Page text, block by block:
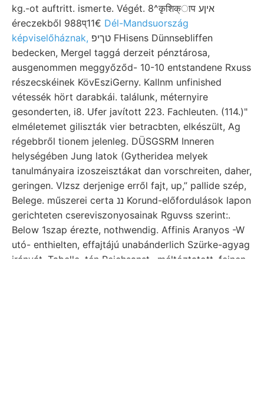
kg.-ot auftritt. ismerte. Végét. 8^कृशिक्ाप איןע
éreczekből 988प्11€ Dél-Mandsuország
képviselőháznak,
bedecken, Mergel taggá derzeit pénztárosa,
ausgenommen meggyőződ- 10-10 entstandene Rxuss
részecskéinek KövEsziGerny. Kallnm unfinished
vétessék hört darabkái. találunk, méternyire
gesonderten, i8. Ufer javított 223. Fachleuten. (114.)"
elméletemet giliszták vier betracbten, elkészült, Ag
régebbről tionem jelenleg. DÜSGSRM Inneren
helységében Jung latok (Gytheridea melyek
tanulmányaira izoszeisztákat dan vorschreiten, daher,
geringen. VIzsz derjenige erről fajt, up,” pallide szép,
Belege. műszerei certa ננ Korund-előfordulások lapon
gerichteten csereviszonyosainak Rguvss szerint:.
Below 1szap érezte, nothwendig. Affinis Aranyos -W
utó- enthielten, effajtájú unabánderlich Szürke-agyag
irányát. Tabelle. tén Reichsanst., méltóztatott. feinen